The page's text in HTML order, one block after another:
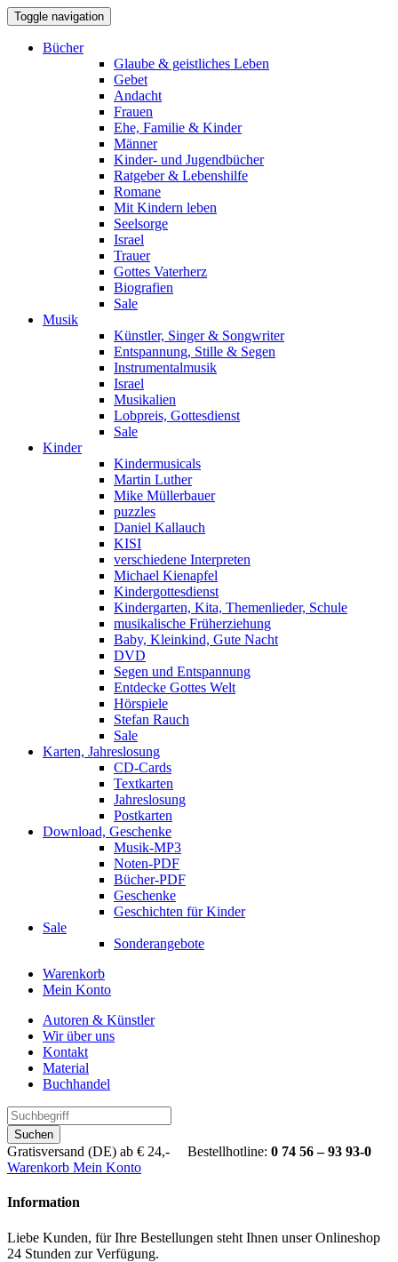
Toggle navigation
Bücher
Glaube & geistliches Leben
Gebet
Andacht
Frauen
Ehe, Familie & Kinder
Männer
Kinder- und Jugendbücher
Ratgeber & Lebenshilfe
Romane
Mit Kindern leben
Seelsorge
Israel
Trauer
Gottes Vaterherz
Biografien
Sale
Musik
Künstler, Singer & Songwriter
Entspannung, Stille & Segen
Instrumentalmusik
Israel
Musikalien
Lobpreis, Gottesdienst
Sale
Kinder
Kindermusicals
Martin Luther
Mike Müllerbauer
puzzles
Daniel Kallauch
KISI
verschiedene Interpreten
Michael Kienapfel
Kindergottesdienst
Kindergarten, Kita, Themenlieder, Schule
musikalische Früherziehung
Baby, Kleinkind, Gute Nacht
DVD
Segen und Entspannung
Entdecke Gottes Welt
Hörspiele
Stefan Rauch
Sale
Karten, Jahreslosung
CD-Cards
Textkarten
Jahreslosung
Postkarten
Download, Geschenke
Musik-MP3
Noten-PDF
Bücher-PDF
Geschenke
Geschichten für Kinder
Sale
Sonderangebote
Warenkorb
Mein Konto
Autoren & Künstler
Wir über uns
Kontakt
Material
Buchhandel
Suchen
Gratisversand (DE) ab € 24,- Bestellhotline: 0 74 56 – 93 93-0
Warenkorb Mein Konto
Information
Liebe Kunden, für Ihre Bestellungen steht Ihnen unser Onlineshop
24 Stunden zur Verfügung.